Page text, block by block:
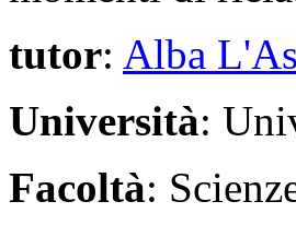
tutor: Alba
Università:
Facoltà: